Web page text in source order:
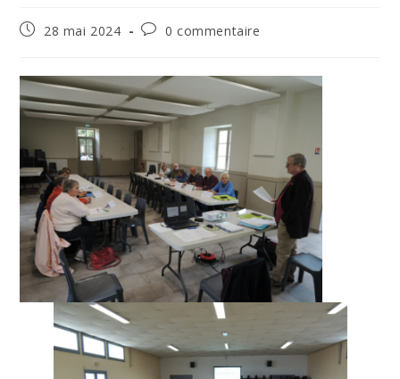
28 mai 2024 0 commentaire